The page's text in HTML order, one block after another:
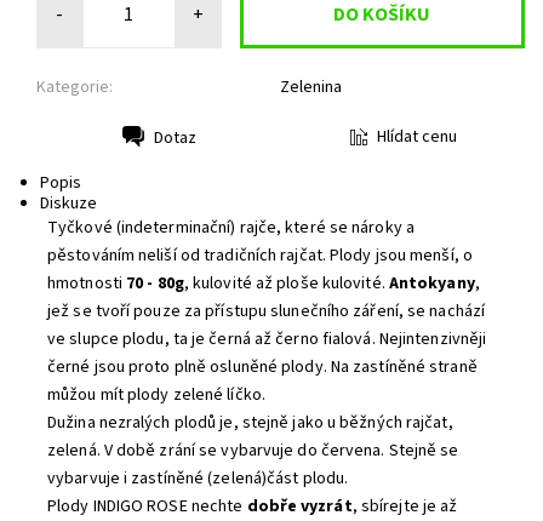
- +
Kategorie: Zelenina
Dotaz
Hlídat cenu
Popis
Diskuze
Tyčkové (indeterminační) rajče, které se nároky a
pěstováním neliší od tradičních rajčat. Plody jsou menší, o
hmotnosti 70 - 80g, kulovité až ploše kulovité. Antokyany,
jež se tvoří pouze za přístupu slunečního záření, se nachází
ve slupce plodu, ta je černá až černo fialová. Nejintenzivněji
černé jsou proto plně osluněné plody. Na zastíněné straně
můžou mít plody zelené líčko.
Dužina nezralých plodů je, stejně jako u běžných rajčat,
zelená. V době zrání se vybarvuje do červena. Stejně se
vybarvuje i zastíněné (zelená)část plodu.
Plody INDIGO ROSE nechte dobře vyzrát, sbírejte je až